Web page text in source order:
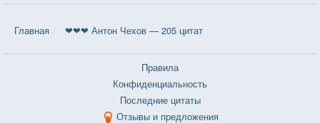
Главная ❤❤❤ Антон Чехов — 205 цитат
Правила
Конфиденциальность
Последние цитаты
Отзывы и предложения